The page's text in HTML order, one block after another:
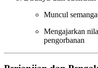
Muncul
Mengajarkan
pengorbanan